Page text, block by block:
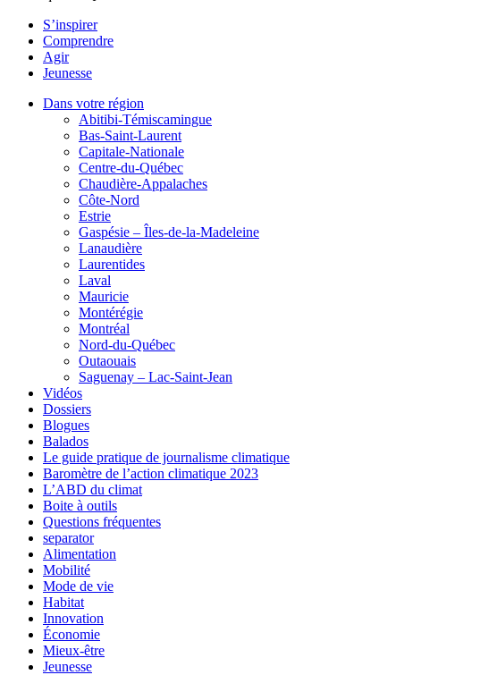
S’inspirer
Comprendre
Agir
Jeunesse
Dans votre région
Abitibi-Témiscamingue
Bas-Saint-Laurent
Capitale-Nationale
Centre-du-Québec
Chaudière-Appalaches
Côte-Nord
Estrie
Gaspésie – Îles-de-la-Madeleine
Lanaudière
Laurentides
Laval
Mauricie
Montérégie
Montréal
Nord-du-Québec
Outaouais
Saguenay – Lac-Saint-Jean
Vidéos
Dossiers
Blogues
Balados
Le guide pratique de journalisme climatique
Baromètre de l’action climatique 2023
L’ABD du climat
Boite à outils
Questions fréquentes
separator
Alimentation
Mobilité
Mode de vie
Habitat
Innovation
Économie
Mieux-être
Jeunesse